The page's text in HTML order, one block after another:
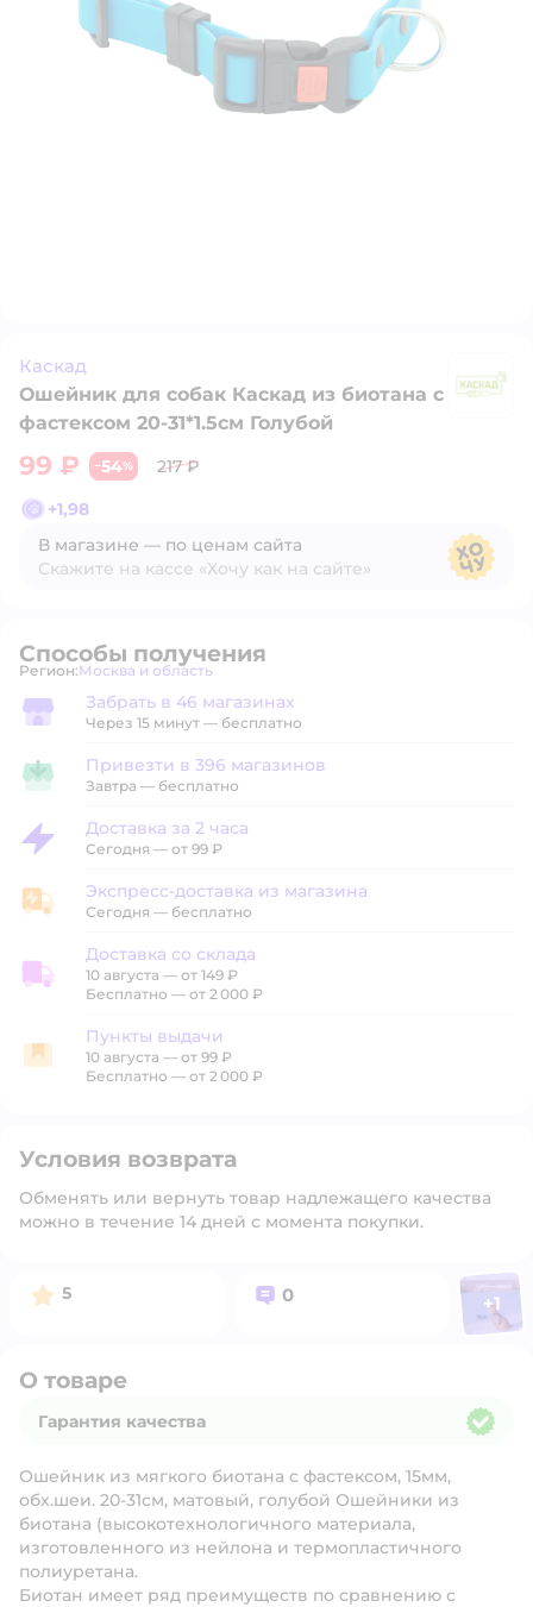
Каскад
Ошейник для собак Каскад из биотана с
фастексом 20-31*1.5см Голубой
99 ₽ −54%
217 ₽
+1,98
В магазине — по ценам сайта
Скажите на кассе «Хочу как на сайте»
Способы получения
Регион: Выбор адреса доставки.
Москва и область
Забрать в магазине
Забрать в 46 магазинах
Через 15 минут — бесплатно
Привезти в магазин
Привезти в 396 магазинов
Завтра — бесплатно
Доставка за 2 часа
Доставка за 2 часа
Сегодня — от 99 ₽
Экспресс-доставка из магазина
Экспресс-доставка из магазина
Сегодня — бесплатно
Доставка со склада
Доставка со склада
10 августа — от 149 ₽
Бесплатно — от 2 000 ₽
Пункты выдачи
Пункты выдачи
10 августа — от 99 ₽
Бесплатно — от 2 000 ₽
Условия возврата
Обменять или вернуть товар надлежащего качества
можно в течение 14 дней с момента покупки.
Рейтинг:
5 Вопросов:
0 Фото
+1
О товаре
Гарантия качества
Ошейник из мягкого биотана с фастексом, 15мм,
обх.шеи. 20-31см, матовый, голубой Ошейники из
биотана (высокотехнологичного материала,
изготовленного из нейлона и термопластичного
полиуретана.
Биотан имеет ряд преимуществ по сравнению с